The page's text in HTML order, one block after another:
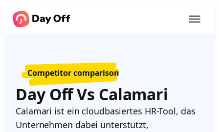
Competitor comparison
Day Off Vs Calamari
Calamari ist ein cloudbasiertes HR-Tool, das
Unternehmen dabei unterstützt,